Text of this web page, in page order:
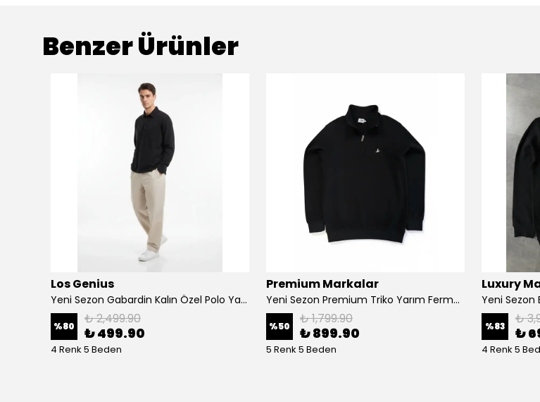
Benzer Ürünler
Los Genius
Yeni Sezon Gabardin Kalın Özel Polo Yaka Sweatshirt
%80 ₺ 2,499.90
₺ 499.90
4 Renk 5 Beden
Premium Markalar
Yeni Sezon Premium Triko Yarım Fermuarlı Sweatshirt
%50 ₺ 1,799.90
₺ 899.90
5 Renk 5 Beden
Luxury
%83 ₺
₺
4 Renk 5